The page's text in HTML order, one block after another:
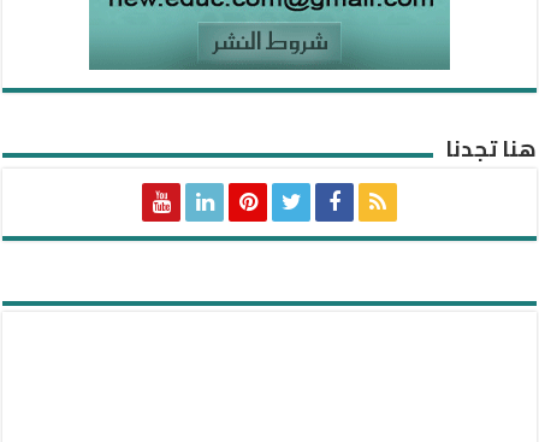
هنا تجدنا